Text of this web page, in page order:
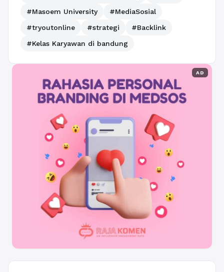
#Masoem University
#MediaSosial
#tryoutonline
#strategi
#Backlink
#Kelas Karyawan di bandung
AD